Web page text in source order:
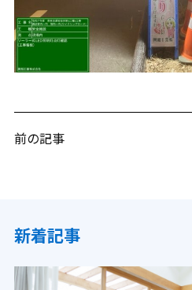
前の記事
新着記事